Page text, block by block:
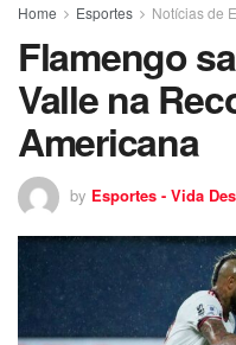
Home Esportes Notícias de
Flamengo
Valle na
Americana
by Esportes - Vida